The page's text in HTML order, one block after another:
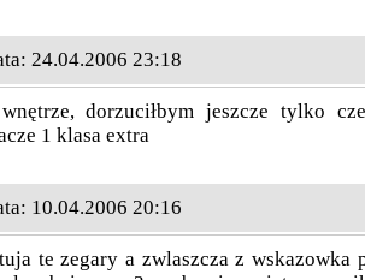
24.04.2006 23:18
dorzuciłbym jeszcze tylko
1 klasa extra
10.04.2006 20:16
te zegary a zwlaszcza z wskazowka